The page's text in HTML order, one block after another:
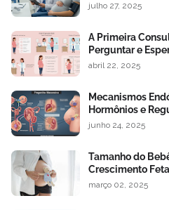
julho 27, 2025
A Primeira
Perguntar e
abril 22, 2025
Mecanismos
Hormônios e
junho 24, 2025
Tamanho do
Crescimento
março 02, 2025